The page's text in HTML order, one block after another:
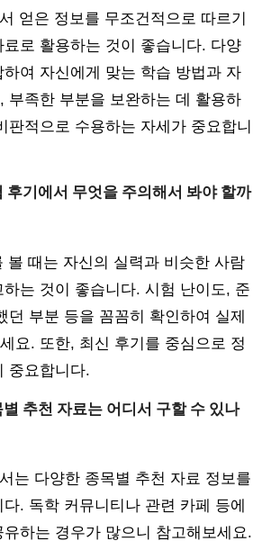
얻은 정보를 무조건적으로 따르기
료로 활용하는 것이 좋습니다. 다양
하여 자신에게 맞는 학습 방법과 자
부족한 부분을 보완하는 데 활용하
판적으로 수용하는 자세가 중요합니
후기에서 무엇을 주의해서 봐야 할까
볼 때는 자신의 실력과 비슷한 사람
는 것이 좋습니다. 시험 난이도, 준
던 부분 등을 꼼꼼히 확인하여 실제
요. 또한, 최신 후기를 중심으로 정
중요합니다.
추천 자료는 어디서 구할 수 있나
는 다양한 종목별 추천 자료 정보를
. 독학 커뮤니티나 관련 카페 등에
하는 경우가 많으니 참고해보세요.